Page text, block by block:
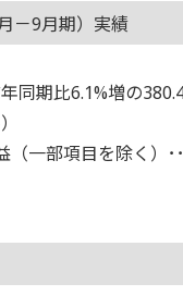
－9月期）実績
同期比6.1%増の
一部項目を除く）･